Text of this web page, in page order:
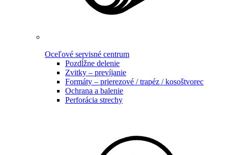
Oceľové servisné centrum
Pozdĺžne delenie
Zvitky – prevíjanie
Formáty – prierezové / trapéz / kosoštvorec
Ochrana a balenie
Perforácia strechy